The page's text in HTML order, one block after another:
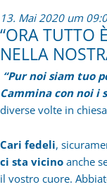
13. Mai 2020 um
“ORA TUTTO
NELLA
“Pur noi siam tuo
Cammina con noi i
diverse volte in
Cari fedeli,
ci sta vicino anche
il vostro cuore.